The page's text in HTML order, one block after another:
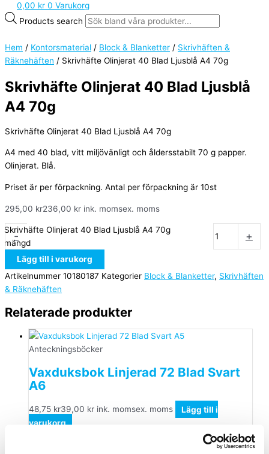
0,00 kr 0 Varukorg
Products search
Hem / Kontorsmaterial / Block & Blanketter / Skrivhäften &
Räknehäften / Skrivhäfte Olinjerat 40 Blad Ljusblå A4 70g
Skrivhäfte Olinjerat 40 Blad Ljusblå
A4 70g
Skrivhäfte Olinjerat 40 Blad Ljusblå A4 70g
A4 med 40 blad, vitt miljövänligt och åldersstabilt 70 g papper.
Olinjerat. Blå.
Priset är per förpackning. Antal per förpackning är 10st
295,00 kr236,00 kr ink. momsex. moms
-
Skrivhäfte Olinjerat 40 Blad Ljusblå A4 70g
mängd
+
Lägg till i varukorg
Artikelnummer 10180187 Kategorier Block & Blanketter, Skrivhäften
& Räknehäften
Relaterade produkter
Anteckningsböcker
Vaxduksbok Linjerad 72 Blad Svart
A6
48,75 kr39,00 kr ink. momsex. moms
Lägg till i
varukorg